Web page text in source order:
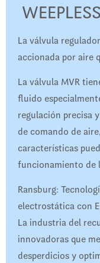
La válvula
accionada por aire
La válvula MVR
fluido
regulación precisa
de comando de
características
funcionamiento de
Ransburg:
electrostática con
La industria del
innovadoras que
desperdicios y